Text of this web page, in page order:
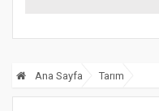
Ana Sayfa Tarım